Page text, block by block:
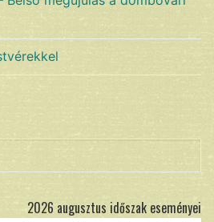
2026 augusztus időszak eseményei